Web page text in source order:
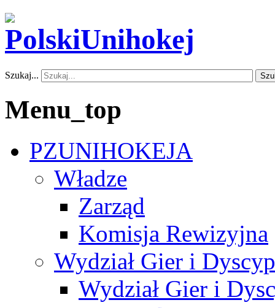
Szukaj...
Menu_top
PZUNIHOKEJA
Władze
Zarząd
Komisja Rewizyjna
Wydział Gier i
Wydział Gier i